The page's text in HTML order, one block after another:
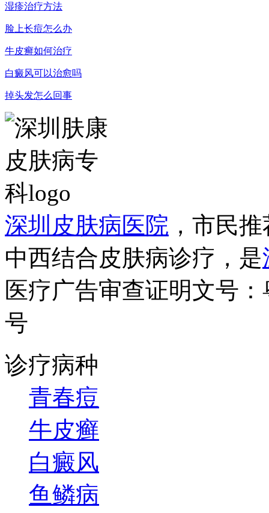
湿疹治疗方法
脸上长痘怎么办
牛皮癣如何治疗
白癜风可以治愈吗
掉头发怎么回事
深圳皮肤病医院 ，市民
中西结合皮肤病诊疗，是
医疗广告审查证明文号
号
诊疗病种
青春痘
牛皮癣
白癜风
鱼鳞病